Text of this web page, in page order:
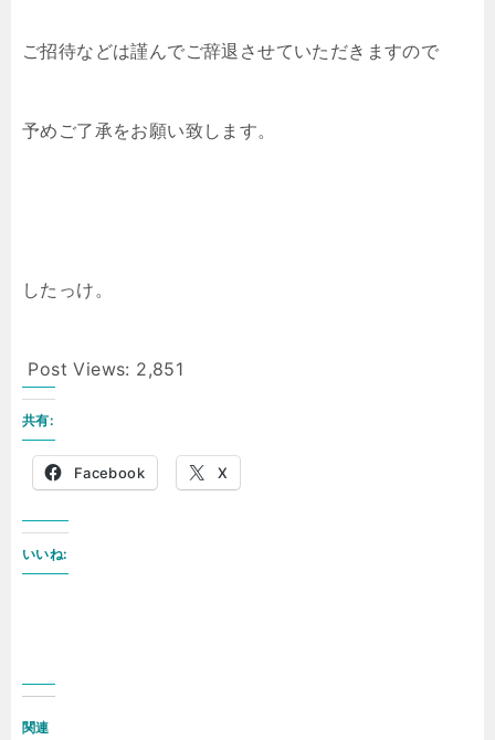
ご招待などは謹んでご辞退させていただきますので
予めご了承をお願い致します。
したっけ。
Post Views: 2,851
共有:
Facebook X
いいね:
関連